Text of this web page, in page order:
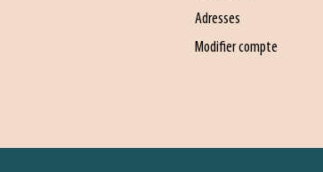
Adresses
Modifier compte